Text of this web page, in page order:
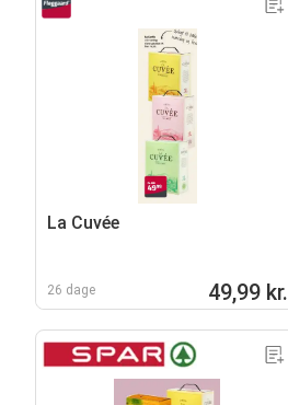
La Cuvée
26 dage 49,99 kr.